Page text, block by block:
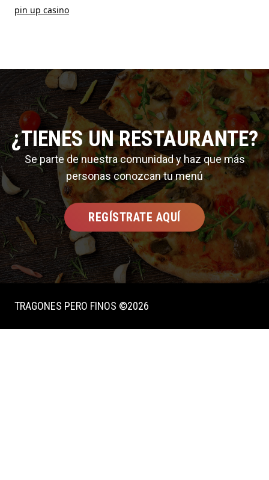
pin up casino
¿TIENES UN RESTAURANTE?
Se parte de nuestra comunidad y haz que más
personas conozcan tu menú
REGÍSTRATE AQUÍ
TRAGONES PERO FINOS ©2026